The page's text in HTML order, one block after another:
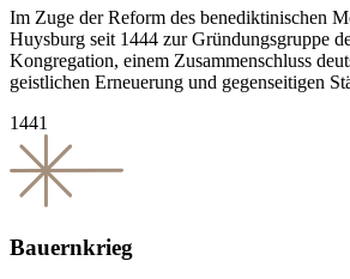
Im Zuge der Reform des benediktinischen
Huysburg seit 1444 zur Gründungsgruppe
Kongregation, einem Zusammenschluss
geistlichen Erneuerung und gegenseitigen
1441
Bauernkrieg